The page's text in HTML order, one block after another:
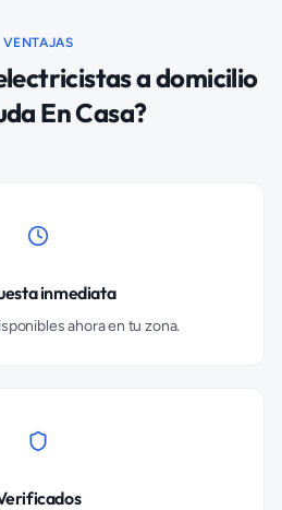
VENTAJAS
a domicilio
En Casa?
inmediata
ahora en tu zona.